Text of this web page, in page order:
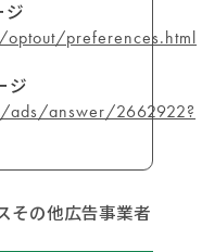
ジ
preferences.html
ジ
ads/answer/2662922?
その他広告事業者